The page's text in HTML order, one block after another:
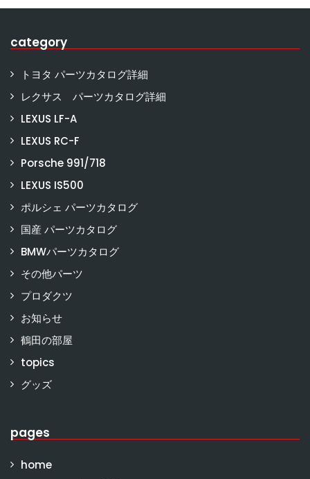
category
トヨタ パーツカタログ詳細
レクサス パーツカタログ詳細
LEXUS LF-A
LEXUS RC-F
Porsche 991/718
LEXUS IS500
ポルシェ パーツカタログ
国産 パーツカタログ
BMWパーツカタログ
その他パーツ
プロダクツ
お知らせ
鶴田の部屋
topics
グッズ
pages
home